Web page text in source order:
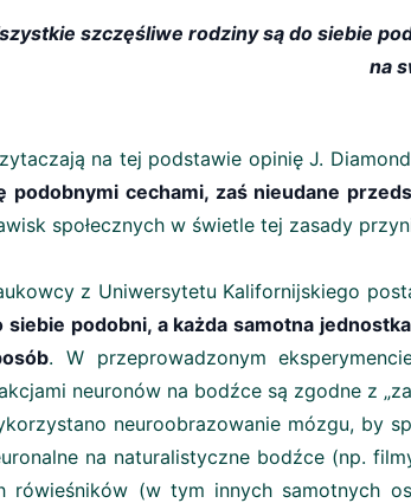
szczęśliwe rodziny są do siebie
na
na tej podstawie opinię J.
podobnymi cechami, zaś nieudane
społecznych w świetle tej zasady
z Uniwersytetu Kalifornijskiego
siebie podobni, a każda samotna
. W przeprowadzonym
neuronów na bodźce są zgodne z
neuroobrazowanie mózgu, by
na naturalistyczne bodźce (np.
rówieśników (w tym innych samotnych